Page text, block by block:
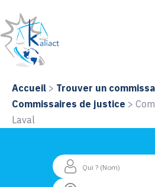
Accueil > Trouver un
Commissaires de justice >
Laval